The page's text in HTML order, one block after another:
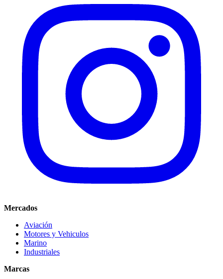
Mercados
Aviación
Motores y Vehiculos
Marino
Industriales
Marcas